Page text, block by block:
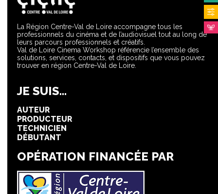
La Région Centre-Val de Loire accompagne tous les
professionnels du cinéma et de l’audiovisuel tout au long de
leurs parcours professionnels et créatifs.
Val de Loire Cinema Workshop référencie l’ensemble des
solutions, services, contacts, et dispositifs que vous pouvez
trouver en région Centre-Val de Loire.
JE SUIS...
AUTEUR
PRODUCTEUR
TECHNICIEN
DÉBUTANT
OPÉRATION FINANCÉE PAR